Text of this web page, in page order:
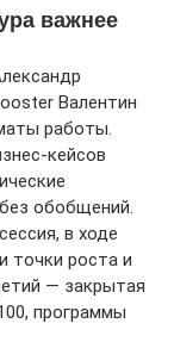
важнее
Валентин
работы.
кейсов
обобщений.
в ходе
точки роста и
— закрытая
программы